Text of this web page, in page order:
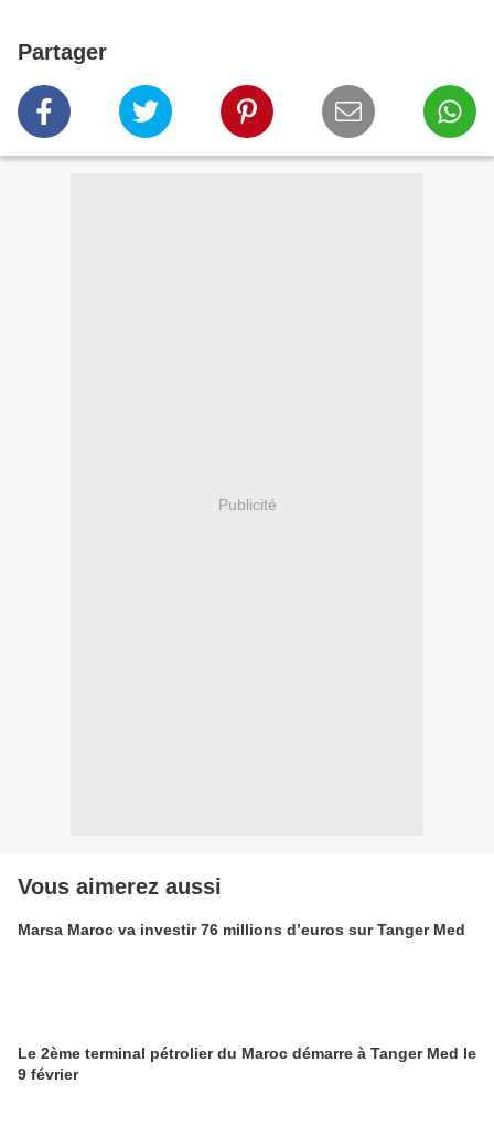
Partager
Publicité
Vous aimerez aussi
Marsa Maroc va investir 76 millions d’euros sur Tanger Med
Le 2ème terminal pétrolier du Maroc démarre à Tanger Med le
9 février